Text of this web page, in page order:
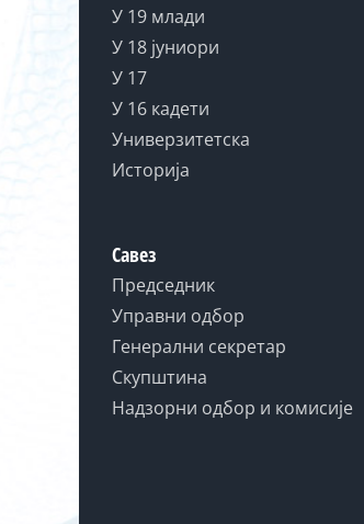
У 19 млади
У 18 јуниори
У 17
У 16 кадети
Универзитетска
Историја
Савез
Председник
Управни одбор
Генерални секретар
Скупштина
Надзорни одбор и комисије